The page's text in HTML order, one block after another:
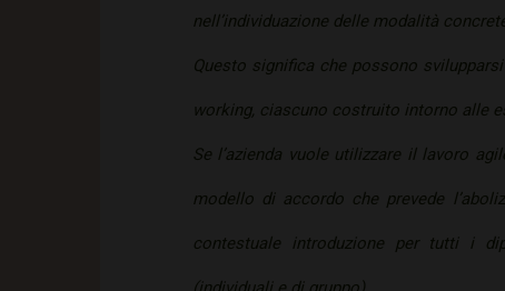
nell’individuazione delle modalità
Questo significa che possono
working, ciascuno costruito intorno alle
Se l’azienda vuole utilizzare il lavoro
modello di accordo che prevede
contestuale introduzione per tutti i